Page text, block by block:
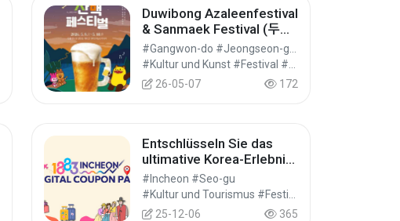
Duwibong Azaleenfestival
& Sanmaek Festival (두위
봉 철쭉축제&산맥페스티벌)
26-05-07
172
Entschlüsseln Sie das
ultimative Korea-Erlebnis:
Der „1883 Incheon Digital
Coupon Pass“ 2025–
2026
#Incheon #Seo-gu
25-12-06
365